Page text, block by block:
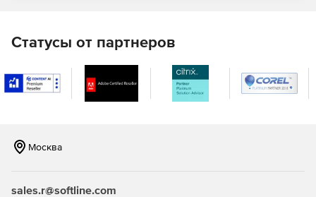
Linux, FreeBSD и других ОС.
Совместимость Inter-PRO Client со сторонними
инструментами и с широко распространенными веб-
сервисов.
ПО «Сигнал-КОМ».
Статусы от партнеров
Москва
sales.r@softline.com